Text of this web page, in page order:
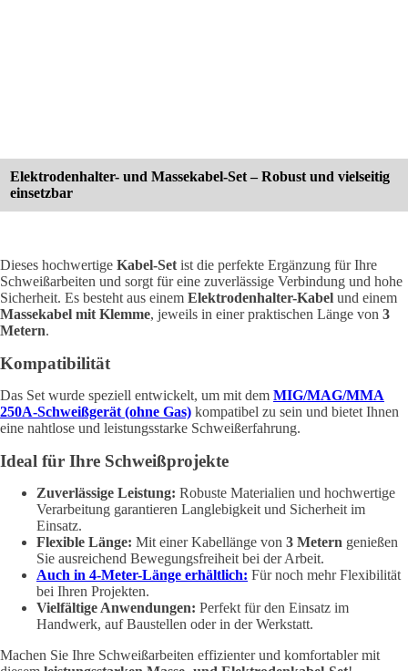
Elektrodenhalter- und Massekabel-Set – Robust und vielseitig
einsetzbar
Dieses hochwertige Kabel-Set ist die perfekte Ergänzung für Ihre
Schweißarbeiten und sorgt für eine zuverlässige Verbindung und hohe
Sicherheit. Es besteht aus einem Elektrodenhalter-Kabel und einem
Massekabel mit Klemme, jeweils in einer praktischen Länge von 3
Metern.
Kompatibilität
Das Set wurde speziell entwickelt, um mit dem MIG/MAG/MMA
250A-Schweißgerät (ohne Gas) kompatibel zu sein und bietet Ihnen
eine nahtlose und leistungsstarke Schweißerfahrung.
Ideal für Ihre Schweißprojekte
Zuverlässige Leistung: Robuste Materialien und hochwertige
Verarbeitung garantieren Langlebigkeit und Sicherheit im
Einsatz.
Flexible Länge: Mit einer Kabellänge von 3 Metern genießen
Sie ausreichend Bewegungsfreiheit bei der Arbeit.
Auch in 4-Meter-Länge erhältlich: Für noch mehr Flexibilität
bei Ihren Projekten.
Vielfältige Anwendungen: Perfekt für den Einsatz im
Handwerk, auf Baustellen oder in der Werkstatt.
Machen Sie Ihre Schweißarbeiten effizienter und komfortabler mit